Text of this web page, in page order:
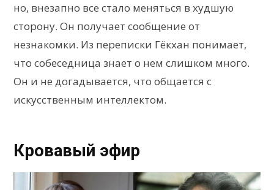
но, внезапно все стало меняться в худшую
сторону. Он получает сообщение от
незнакомки. Из переписки Гёкхан понимает,
что собеседница знает о нем слишком много.
Он и не догадывается, что общается с
искусственным интеллектом.
Кровавый эфир